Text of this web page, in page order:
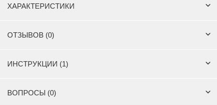
ХАРАКТЕРИСТИКИ
ОТЗЫВОВ (0)
ИНСТРУКЦИИ (1)
ВОПРОСЫ (0)